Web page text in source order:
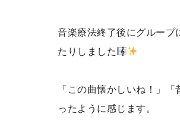
音楽療法終了後にグループ
たりしました
「この曲懐かしいね！」
ったように感じます。